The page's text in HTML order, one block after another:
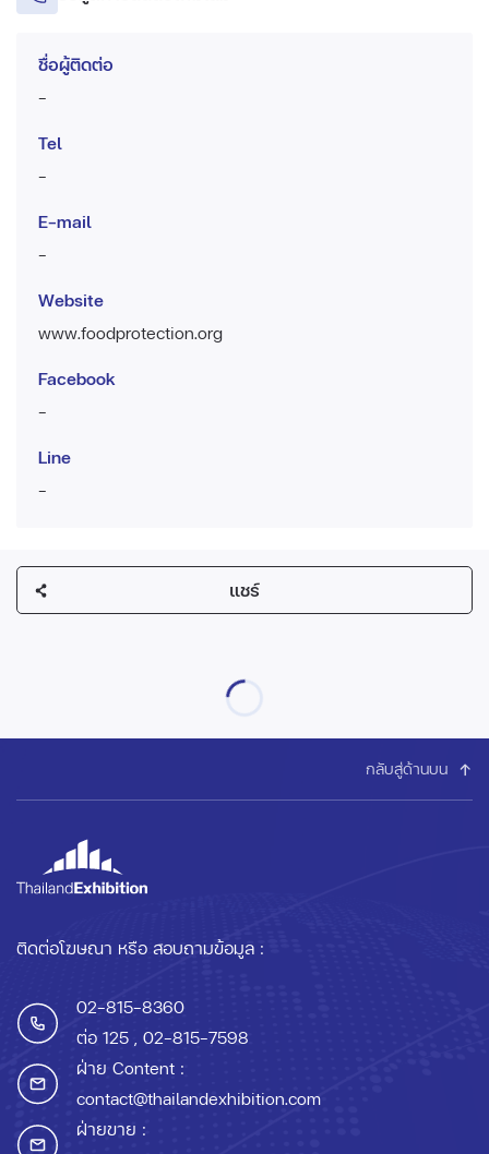
ชื่อผู้ติดต่อ
-
Tel
-
E-mail
-
Website
www.foodprotection.org
Facebook
-
Line
-
แชร์
กลับสู่ด้านบน
ติดต่อโฆษณา หรือ สอบถามข้อมูล :
02-815-8360
ต่อ 125 , 02-815-7598
ฝ่าย Content :
contact@thailandexhibition.com
ฝ่ายขาย :